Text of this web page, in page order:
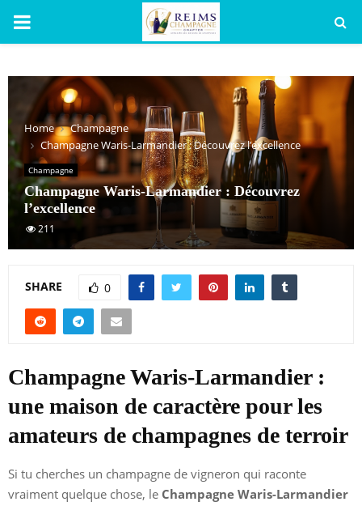
PRIMARY
Home
Champagne
Champagne Waris-Larmandier : Découvrez l’excellence
Champagne
Champagne Waris-Larmandier : Découvrez
l’excellence
211
SHARE 0
Champagne Waris-Larmandier :
une maison de caractère pour les
amateurs de champagnes de terroir
Si tu cherches un champagne de vigneron qui raconte
vraiment quelque chose, le Champagne Waris-Larmandier